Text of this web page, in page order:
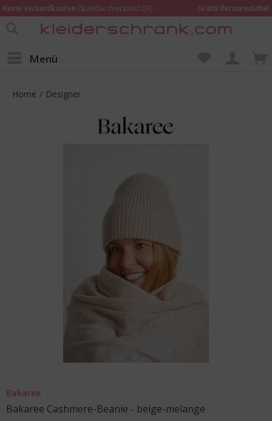
Keine Versandkosten (Standardversand DE)
Gratis Retourenlabel
Online bestellen – im Geschäft in Kempen anprobieren und beraten lassen
Menü
Home / Designer
Bakaree
Bakaree Cashmere-Beanie - beige-melange